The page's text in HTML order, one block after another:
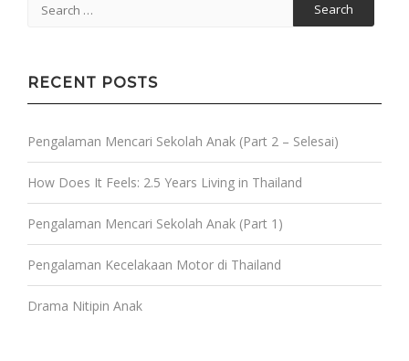
for:
RECENT POSTS
Pengalaman Mencari Sekolah Anak (Part 2 – Selesai)
How Does It Feels: 2.5 Years Living in Thailand
Pengalaman Mencari Sekolah Anak (Part 1)
Pengalaman Kecelakaan Motor di Thailand
Drama Nitipin Anak